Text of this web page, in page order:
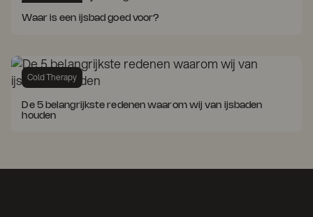
Waar is een ijsbad goed voor?
Cold Therapy
De 5 belangrijkste redenen waarom wij van ijsbaden
houden